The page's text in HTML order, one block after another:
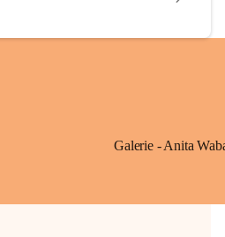
Galerie - Anita